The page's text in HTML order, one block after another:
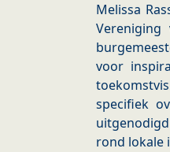
Melissa
voor
specifiek
rond lokale